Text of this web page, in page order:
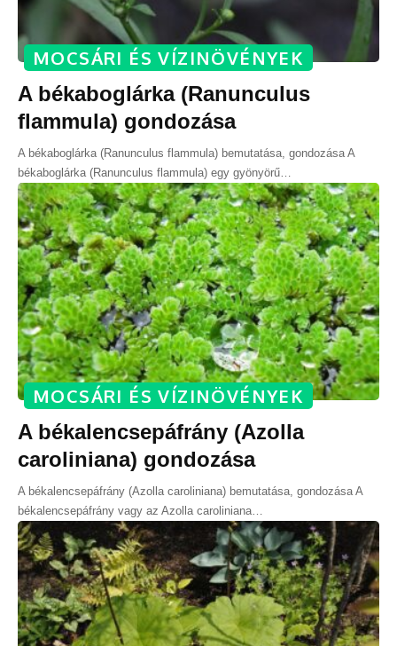
MOCSÁRI ÉS VÍZINÖVÉNYEK
A békaboglárka (Ranunculus
flammula) gondozása
A békaboglárka (Ranunculus flammula) bemutatása, gondozása A
békaboglárka (Ranunculus flammula) egy gyönyörű…
MOCSÁRI ÉS VÍZINÖVÉNYEK
A békalencsepáfrány (Azolla
caroliniana) gondozása
A békalencsepáfrány (Azolla caroliniana) bemutatása, gondozása A
békalencsepáfrány vagy az Azolla caroliniana…